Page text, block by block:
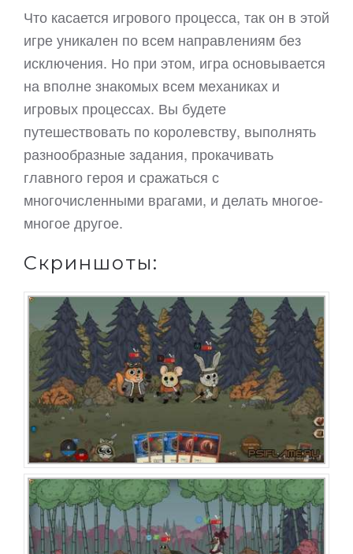
Что касается игрового процесса, так он в этой
игре уникален по всем направлениям без
исключения. Но при этом, игра основывается
на вполне знакомых всем механиках и
игровых процессах. Вы будете
путешествовать по королевству, выполнять
разнообразные задания, прокачивать
главного героя и сражаться с
многочисленными врагами, и делать многое-
многое другое.
Скриншоты: